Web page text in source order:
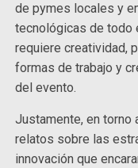
de pymes locales y
tecnológicas de todo
requiere creatividad,
formas de trabajo y
del evento.
Justamente, en torno
relatos sobre las
innovación que